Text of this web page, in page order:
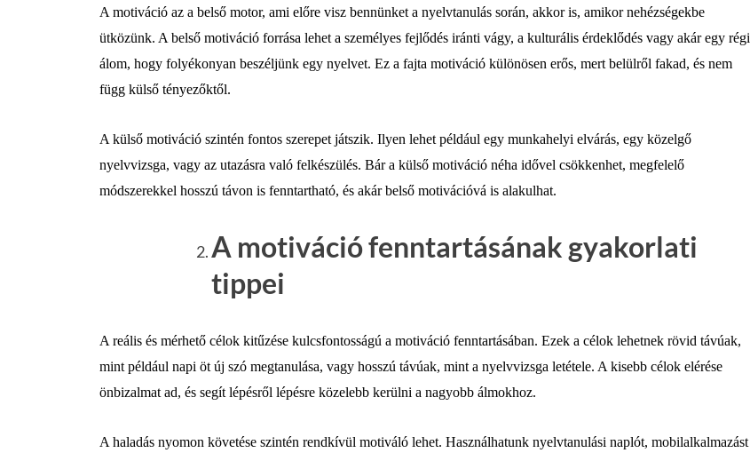
A motiváció az a belső motor, ami előre visz bennünket a nyelvtanulás során, akkor is, amikor nehézségekbe
ütközünk. A belső motiváció forrása lehet a személyes fejlődés iránti vágy, a kulturális érdeklődés vagy akár egy régi
álom, hogy folyékonyan beszéljünk egy nyelvet. Ez a fajta motiváció különösen erős, mert belülről fakad, és nem
függ külső tényezőktől.
A külső motiváció szintén fontos szerepet játszik. Ilyen lehet például egy munkahelyi elvárás, egy közelgő
nyelvvizsga, vagy az utazásra való felkészülés. Bár a külső motiváció néha idővel csökkenhet, megfelelő
módszerekkel hosszú távon is fenntartható, és akár belső motivációvá is alakulhat.
A motiváció fenntartásának gyakorlati
tippei
A reális és mérhető célok kitűzése kulcsfontosságú a motiváció fenntartásában. Ezek a célok lehetnek rövid távúak,
mint például napi öt új szó megtanulása, vagy hosszú távúak, mint a nyelvvizsga letétele. A kisebb célok elérése
önbizalmat ad, és segít lépésről lépésre közelebb kerülni a nagyobb álmokhoz.
A haladás nyomon követése szintén rendkívül motiváló lehet. Használhatunk nyelvtanulási naplót, mobilalkalmazást